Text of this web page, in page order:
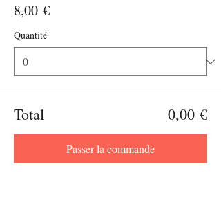
8,00 €
Quantité
Total 0,00 €
Passer la commande